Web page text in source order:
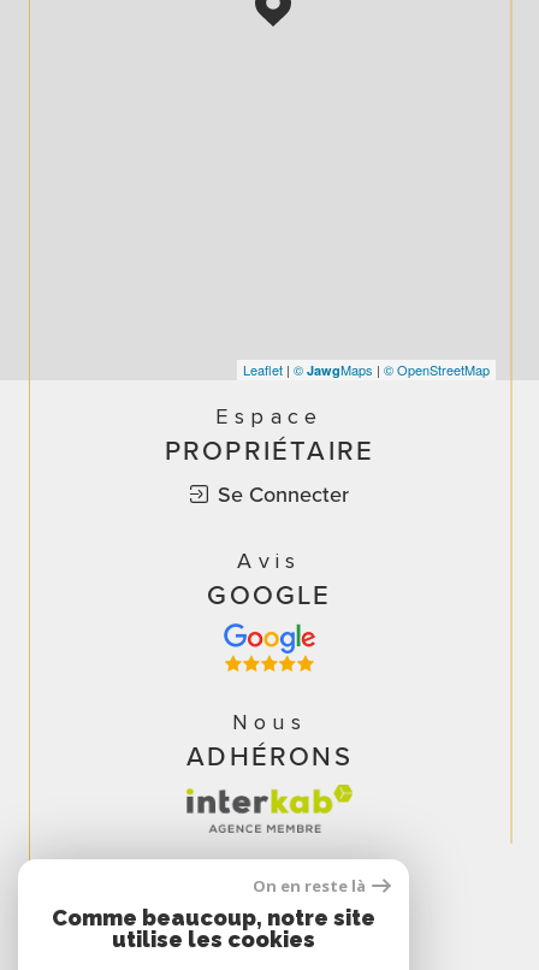
Leaflet | © JawgMaps | © OpenStreetMap
Espace
PROPRIÉTAIRE
Se Connecter
Avis
GOOGLE
Nous
ADHÉRONS
On en reste là
Comme beaucoup, notre site
utilise les cookies